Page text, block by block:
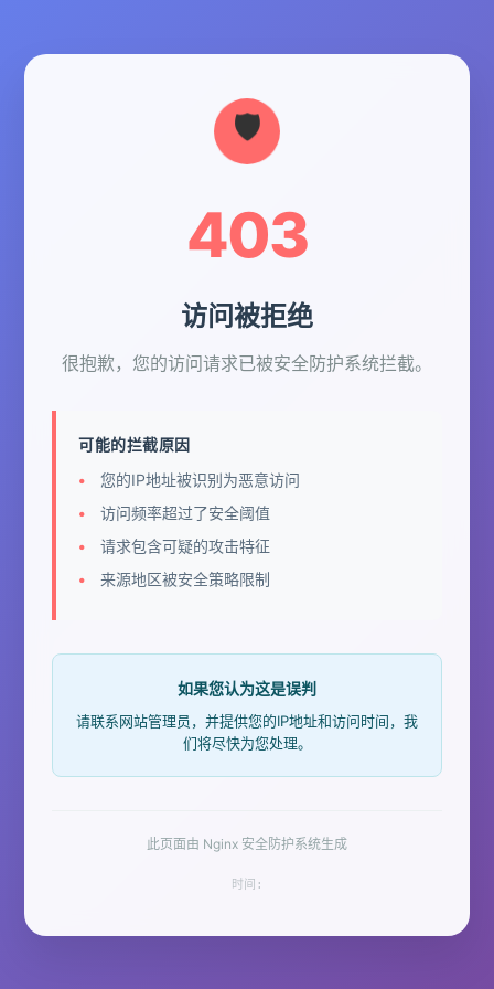
403
访问被拒绝
很抱歉，您的访问请求已被安全防护系统拦截。
可能的拦截原因
您的IP地址被识别为恶意访问
访问频率超过了安全阈值
请求包含可疑的攻击特征
来源地区被安全策略限制
如果您认为这是误判
请联系网站管理员，并提供您的IP地址和访问时间，我
们将尽快为您处理。
此页面由 Nginx 安全防护系统生成
时间: